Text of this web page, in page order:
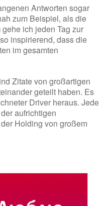
Antworten sogar
zum Beispiel, als die
ich jeden Tag zur
inspirierend, dass die
im gesamten
Zitate von großartigen
geteilt haben. Es
Driver heraus. Jede
aufrichtigen
Holding von großem